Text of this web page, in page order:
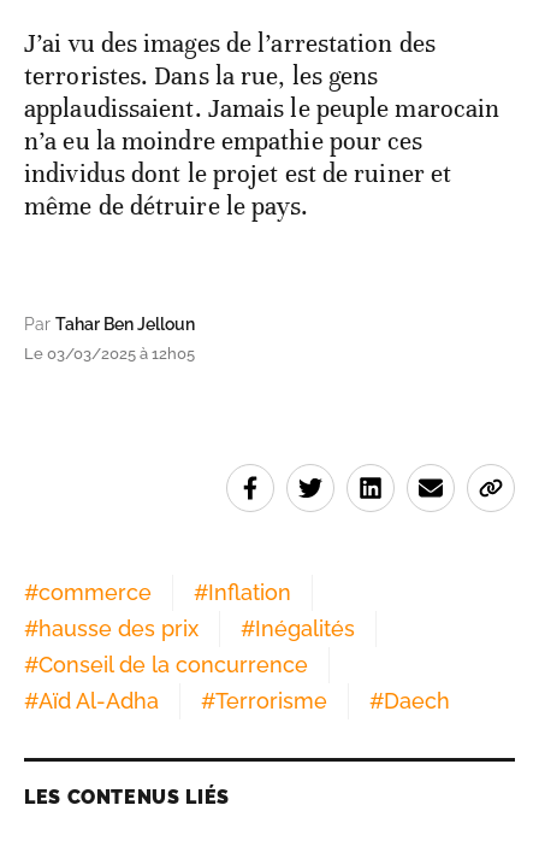
J’ai vu des images de l’arrestation des
terroristes. Dans la rue, les gens
applaudissaient. Jamais le peuple marocain
n’a eu la moindre empathie pour ces
individus dont le projet est de ruiner et
même de détruire le pays.
Par Tahar Ben Jelloun
Le 03/03/2025 à 12h05
#commerce #Inflation
#hausse des prix #Inégalités
#Conseil de la concurrence
#Aïd Al-Adha #Terrorisme #Daech
LES CONTENUS LIÉS